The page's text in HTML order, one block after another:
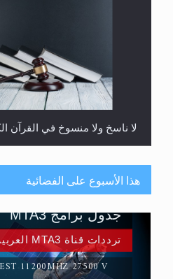
لا ناسخ ولا منسوخ في القرآن
هذا الأسبوع على الفضائية
ترددات قناة MTA3 العربية:
11200MHZ 27500 V
جدول برامج MTA3